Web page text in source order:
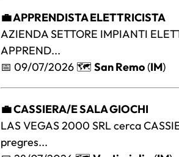
💼 APPRENDISTA ELETTRICISTA
AZIENDA SETTORE IMPIANTI
APPREND...
📅 09/07/2026 🗺️ San Remo(IM)
💼 CASSIERA/E SALA GIOCHI
LAS VEGAS 2000 SRL cerca
pregres...